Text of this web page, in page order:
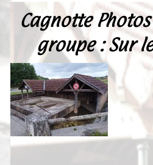
Un Peu
Outils-des-
Cartes
Peintures
Presse
Liens
Cagnotte
groupe : Sur